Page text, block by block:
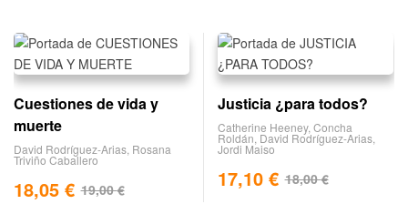
Cuestiones de vida y
muerte
David Rodríguez-Arias, Rosana
Triviño Caballero
19,00€
18,05 €
Justicia ¿para todos?
Catherine Heeney,Concha
Roldán, David Rodríguez-Arias,
Jordi Maiso
18,00€
17,10 €